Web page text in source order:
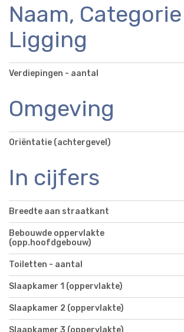
Naam,
Ligging
Verdiepingen - aantal
Omgeving
Oriëntatie (achtergevel)
In cijfers
Breedte aan straatkant
Bebouwde oppervlakte
(opp.hoofdgebouw)
Toiletten - aantal
Slaapkamer 1 (oppervlakte)
Slaapkamer 2 (oppervlakte)
Slaapkamer 3 (oppervlakte)